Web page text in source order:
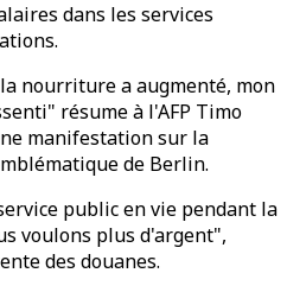
dans les services
nourriture a augmenté, mon
résume à l'AFP Timo
manifestation sur la
de Berlin.
public en vie pendant la
voulons plus d'argent",
des douanes.